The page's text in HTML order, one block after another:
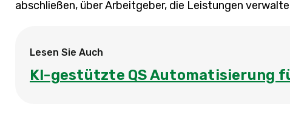
abschließen, über Arbeitgeber, die Leistungen
Lesen Sie Auch
KI-gestützte QS Automatisierung